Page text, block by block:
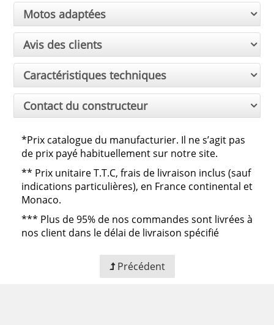
Motos adaptées
Avis des clients
Caractéristiques techniques
Contact du constructeur
*Prix catalogue du manufacturier. Il ne s’agit pas
de prix payé habituellement sur notre site.
** Prix unitaire T.T.C, frais de livraison inclus (sauf
indications particulières), en France continental et
Monaco.
*** Plus de 95% de nos commandes sont livrées à
nos client dans le délai de livraison spécifié
Précédent